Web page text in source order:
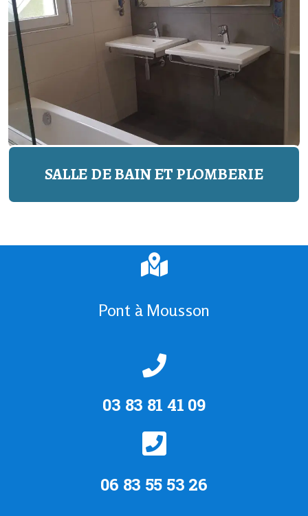
SALLE DE BAIN ET PLOMBERIE
Pont à Mousson
03 83 81 41 09
06 83 55 53 26